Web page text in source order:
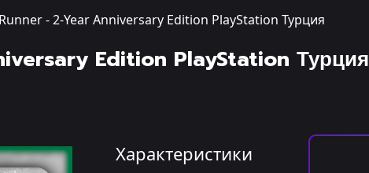
- 2-Year Anniversary Edition PlayStation Турция
Edition PlayStation Турция
Характеристики